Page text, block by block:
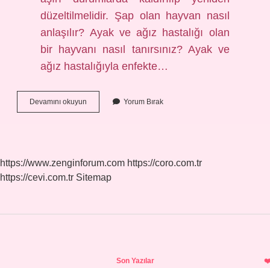
düzeltilmelidir. Şap olan hayvan nasıl
anlaşılır? Ayak ve ağız hastalığı olan
bir hayvanı nasıl tanırsınız? Ayak ve
ağız hastalığıyla enfekte…
Devamını okuyun
Olup
Yorum Bırak
https://www.zenginforum.com https://coro.com.tr
https://cevi.com.tr Sitemap
Son Yazılar